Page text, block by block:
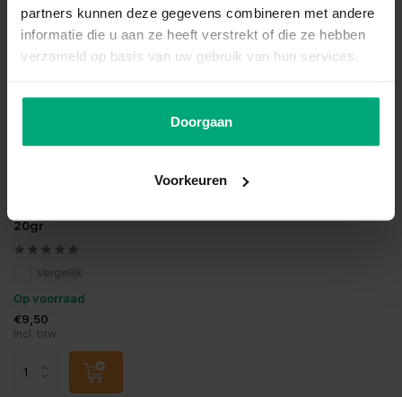
partners kunnen deze gegevens combineren met andere
informatie die u aan ze heeft verstrekt of die ze hebben
verzameld op basis van uw gebruik van hun services.
Doorgaan
Voorkeuren
20gr
Vergelijk
Op voorraad
€9,50
Incl. btw